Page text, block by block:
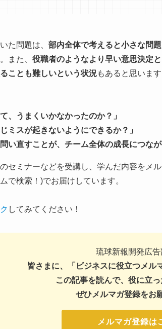
た問題は、 部内全体で考えると小さな問
また、 役職者のようなより早い意思決定
ことも難しいという状況もあると思います
て、うまくいかなかったのか？」
ミスが起きないようにできるか？」
い直すことが、チーム全体の成長につな
セミナーなどを受講し、学んだ内容をメ
で検索！)でお届けしています。
してみてください！
琉球新報開発広告
皆さまに、「ビジネスに役立つメル
この記事を読んで、役に立
ぜひメルマガ登録をお
メルマガ登録は